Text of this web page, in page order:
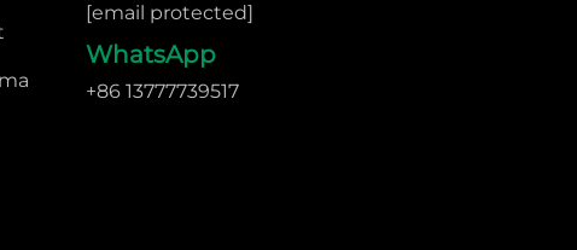
[email protected]
WhatsApp
+86 13777739517